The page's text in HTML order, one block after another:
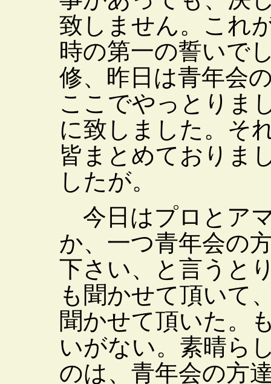
致しません。これ
時の第一の誓いで
修、昨日は青年会
ここでやっとりま
に致しました。そ
皆まとめておりま
したが。
今日はプロとア
か、一つ青年会の
下さい、と言うと
も聞かせて頂いて
聞かせて頂いた。
いがない。素晴ら
のは、青年会の方